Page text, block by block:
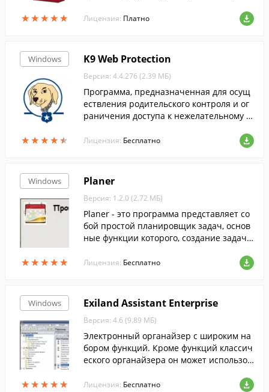
★★★★★
★★★★★ Лицензия: Платно
Windows
★★★★★
★★★★★
K9 Web Protection
Версия: 4.4.276 (2.39 МБ)
Программа, предназначенная для осущ
ествления родительского контроля и ог
раничения доступа к нежелательному к
Лицензия: Бесплатно
Windows
★★★★★
★★★★★
Planer
Версия: 1.2.0 (2.72 МБ)
Planer - это программа представляет со
бой простой планировщик задач, основ
ные функции которого, создание задач
итм жизни и большое количество инфор
мации, ежедневно получаемой человеко
ую информацию у себя в голове. Поэтом
у мы часто забываем что-то сделать или
куда-то пойти. Программа Planer предст
авляет собой простой планировщик зад
ач, который поможет вам не забыть о ва
жном деле и всегда напомнит о предсто
Лицензия: Бесплатно
Windows
★★★★★
★★★★★
Exiland Assistant Enterprise
Версия: 4.6 (9.89 МБ)
Электронный органайзер с широким на
бором функций. Кроме функций классич
еского органайзера он может использов
M и т.д.
Лицензия: Бесплатно